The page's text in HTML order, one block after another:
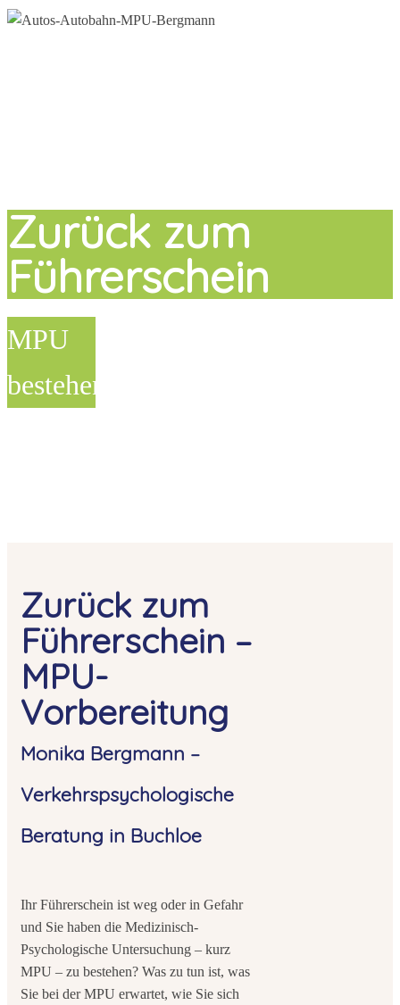
Zurück zum
Führerschein
MPU
bestehen
Zurück zum
Führerschein –
MPU-
Vorbereitung
Monika Bergmann –
Verkehrspsychologische
Beratung in Buchloe
Ihr Führerschein ist weg oder in Gefahr
und Sie haben die Medizinisch-
Psychologische Untersuchung – kurz
MPU – zu bestehen? Was zu tun ist, was
Sie bei der MPU erwartet, wie Sie sich